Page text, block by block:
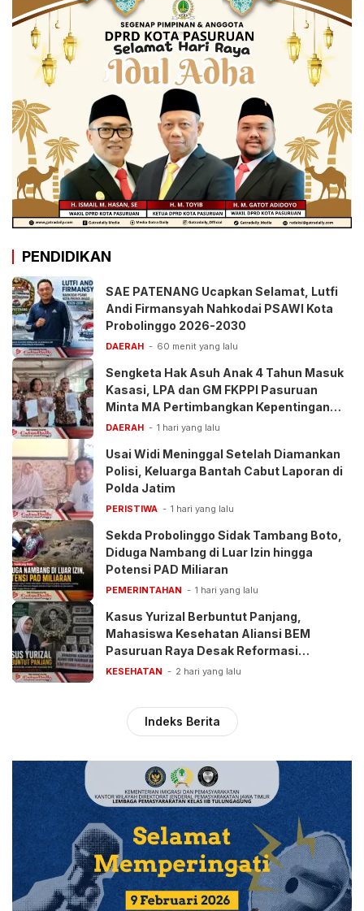
PENDIDIKAN
SAE PATENANG Ucapkan Selamat, Lutfi
Andi Firmansyah Nahkodai PSAWI Kota
Probolinggo 2026-2030
DAERAH 60 menit yang lalu
Sengketa Hak Asuh Anak 4 Tahun Masuk
Kasasi, LPA dan GM FKPPI Pasuruan
Minta MA Pertimbangkan Kepentingan
Anak
DAERAH 1 hari yang lalu
Usai Widi Meninggal Setelah Diamankan
Polisi, Keluarga Bantah Cabut Laporan di
Polda Jatim
PERISTIWA 1 hari yang lalu
Sekda Probolinggo Sidak Tambang Boto,
Diduga Nambang di Luar Izin hingga
Potensi PAD Miliaran
PEMERINTAHAN 1 hari yang lalu
Kasus Yurizal Berbuntut Panjang,
Mahasiswa Kesehatan Aliansi BEM
Pasuruan Raya Desak Reformasi
Pelayanan BPJS
KESEHATAN 2 hari yang lalu
Indeks Berita